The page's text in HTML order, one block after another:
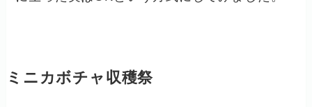
ミニカボチャ収穫祭